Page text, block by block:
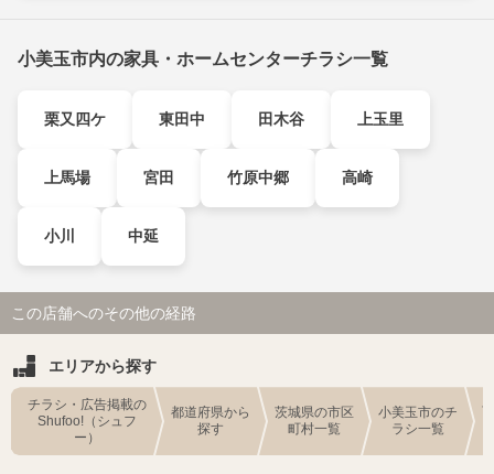
小美玉市内の家具・ホームセンターチラシ一覧
栗又四ケ 東田中 田木谷 上玉里
上馬場 宮田 竹原中郷 高崎
小川 中延
この店舗へのその他の経路
エリアから探す
チラシ・広告掲載の
Shufoo!（シュフ
ー）
都道府県から
探す
茨城県の市区
町村一覧
小美玉市のチ
ラシ一覧